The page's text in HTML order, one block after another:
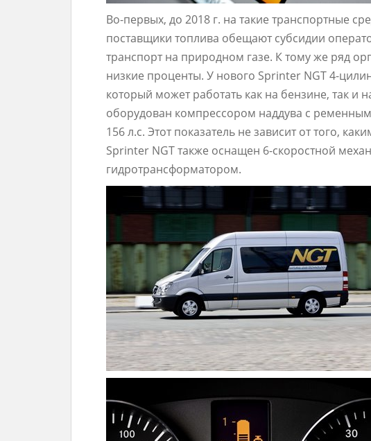
Во-первых, до 2018 г. на такие транспортные
поставщики топлива обещают субсидии
транспорт на природном газе. К тому же ряд
низкие проценты. У нового Sprinter NGT 4-
который может работать как на бензине, так и
оборудован компрессором наддува с
156 л.с. Этот показатель не зависит от того,
Sprinter NGT также оснащен 6-скоростной
гидротрансформатором.